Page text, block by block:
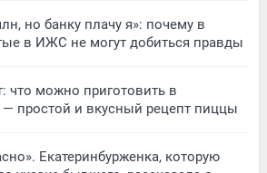
но банку плачу я»: почему в
в ИЖС не могут добиться правды
что можно приготовить в
простой и вкусный рецепт пиццы
Екатеринбурженка, которую